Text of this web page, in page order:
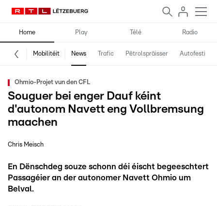
Home Play Télé Radio
Mobilitéit News Trafic Pëtrolspräisser Autofestival
Ohmio-Projet vun den CFL
Souguer bei enger Dauf kéint
d'autonom Navett eng Vollbremsung
maachen
Chris Meisch
En Dënschdeg souze schonn déi éischt begeeschtert
Passagéier an der autonomer Navett Ohmio um
Belval.